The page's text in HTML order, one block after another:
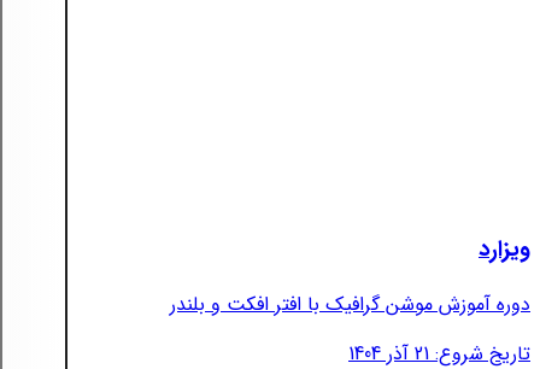
ویزارد
دوره آموزش موشن گرافیک با افتر افکت و بلندر
تاریخ شروع: 21 آذر 1404